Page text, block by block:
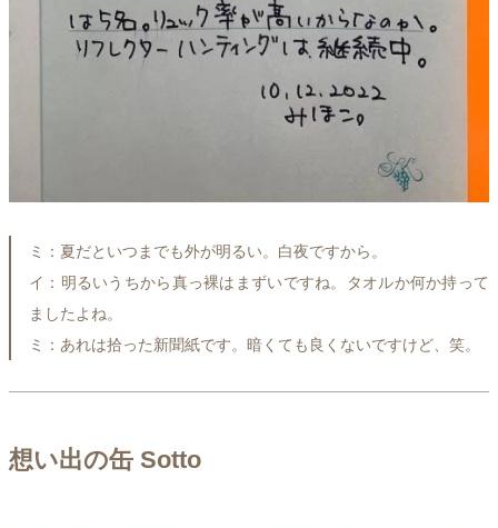
ミ：夏だといつまでも外が明るい。白夜ですから。
イ：明るいうちから真っ裸はまずいですね。タオルか何か持って
ましたよね。
ミ：あれは拾った新聞紙です。暗くても良くないですけど、笑。
想い出の缶 Sotto